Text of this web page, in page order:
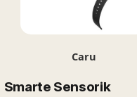
Caru
Smarte Sensorik